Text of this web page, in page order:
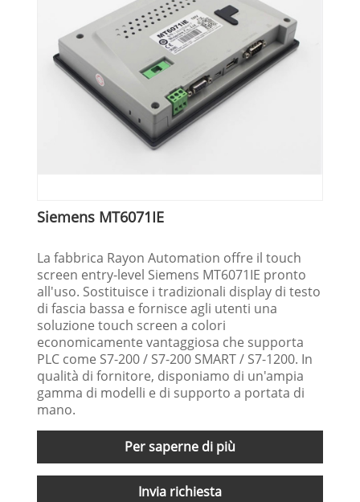
Siemens MT6071IE
La fabbrica Rayon Automation offre il touch
screen entry-level Siemens MT6071IE pronto
all'uso. Sostituisce i tradizionali display di testo
di fascia bassa e fornisce agli utenti una
soluzione touch screen a colori
economicamente vantaggiosa che supporta
PLC come S7-200 / S7-200 SMART / S7-1200. In
qualità di fornitore, disponiamo di un'ampia
gamma di modelli e di supporto a portata di
mano.
Per saperne di più
Invia richiesta